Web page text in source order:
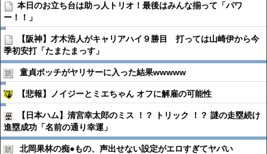
本日のお立ち台は助っ人トリオ！最後はみんな揃って「パワ
ー！！」
【阪神】才木浩人がキャリアハイ９勝目 打っては山崎伊から今
季初安打「たまたまっす」
童貞ボッチがヤリサーに入った結果wwwww
【悲報】ノイジーとミエちゃん オフに解雇の可能性
【日本ハム】清宮幸太郎のミス ！？ トリック ！？ 謎の走塁続け
進塁成功「名前の通り幸運」
北岡果林の痴●︎もの、声出せない設定がエロすぎてヤバい